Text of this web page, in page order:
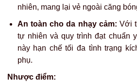
nhiên, mang lại vẻ ngoài căng
An toàn cho da nhạy cảm: Với
tự nhiên và quy trình đạt chuẩn
này hạn chế tối đa tình trạng
phụ.
Nhược điểm: